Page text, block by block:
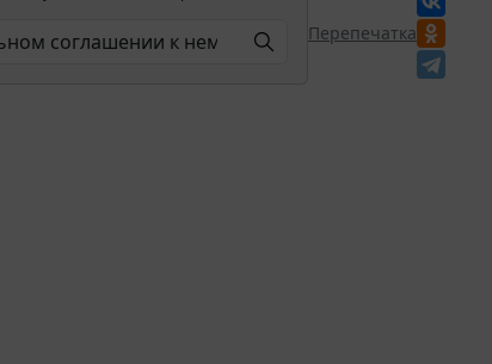
Перепечатка